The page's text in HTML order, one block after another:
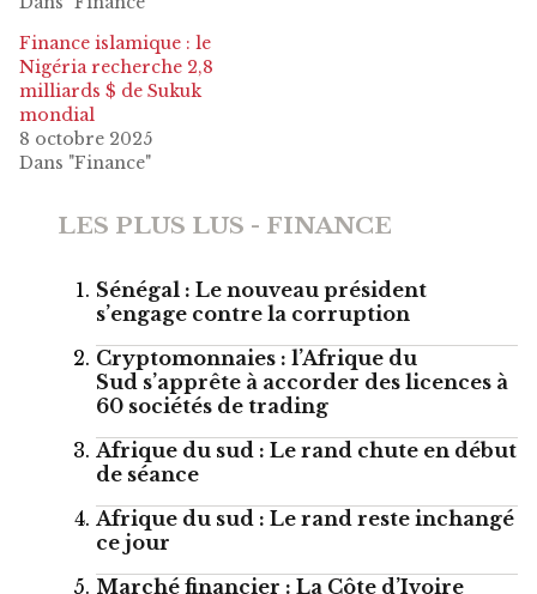
Finance islamique : le
Nigéria recherche 2,8
milliards $ de Sukuk
mondial
8 octobre 2025
Dans "Finance"
LES PLUS LUS - FINANCE
Sénégal : Le nouveau président
s’engage contre la corruption
Cryptomonnaies : l’Afrique du
Sud s’apprête à accorder des licences à
60 sociétés de trading
Afrique du sud : Le rand chute en début
de séance
Afrique du sud : Le rand reste inchangé
ce jour
Marché financier : La Côte d’Ivoire